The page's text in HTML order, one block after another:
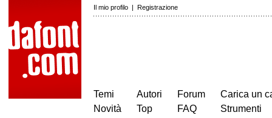
Il mio profilo | Registrazione
Temi
Novità
Autori
Top
Forum
FAQ
Carica un
Strumenti